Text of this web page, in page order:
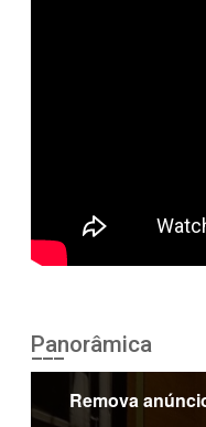
Panorâmica